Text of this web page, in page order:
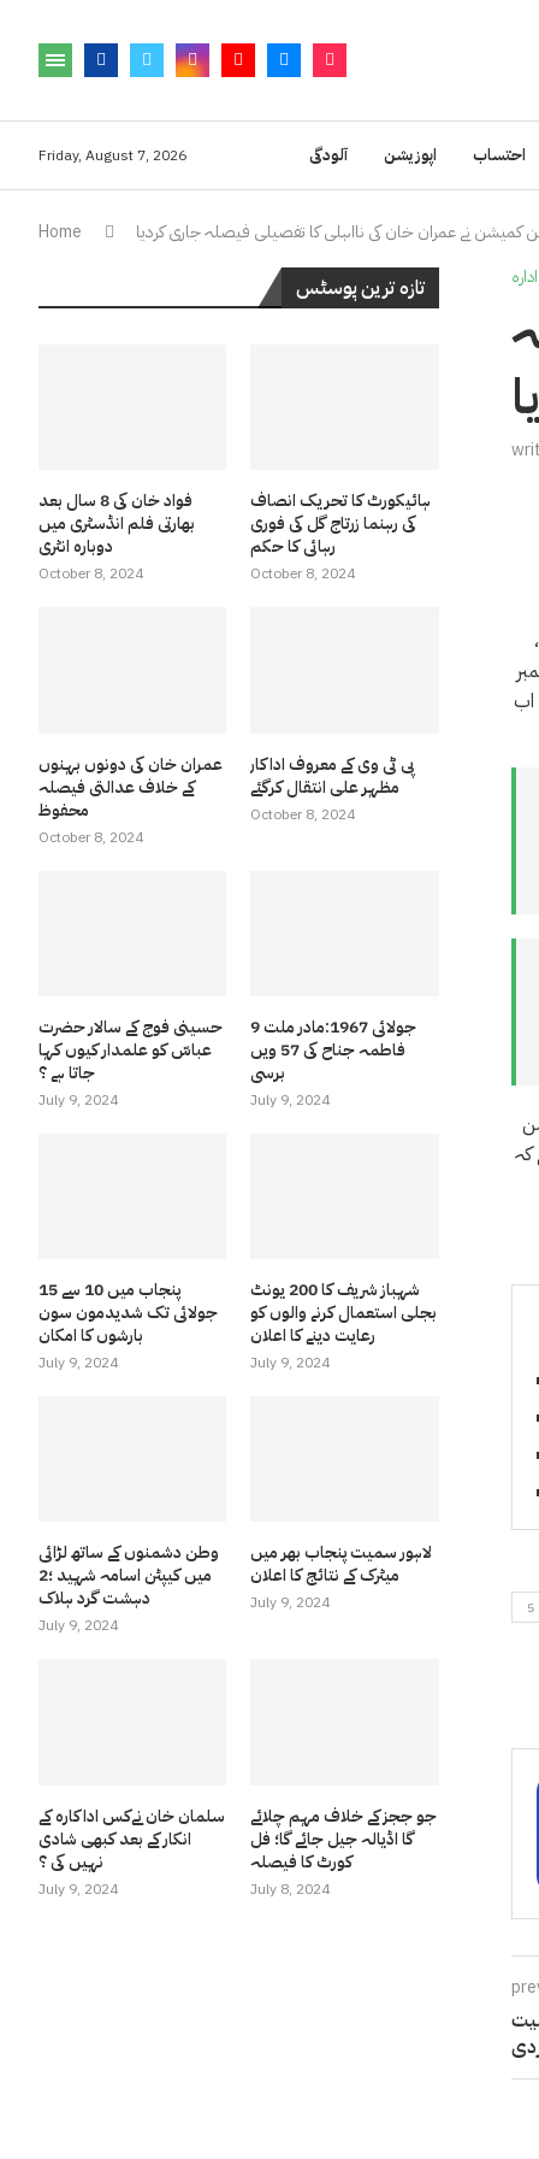
Friday, August 7, 2026 آلودگی اپوزیشن احتساب
Home کمیشن نے عمران خان کی نااہلی کا تفصیلی فیصلہ جاری کردیا
ادارہ
اب
کمیشن
کہ
رکنیت
تازہ ترین پوسٹس
فواد خان کی 8 سال بعد
بھارتی فلم انڈسٹری میں
دوبارہ انٹری
October 8, 2024
ہائیکورٹ کا تحریک انصاف
کی رہنما زرتاج گل کی فوری
رہائی کا حکم
October 8, 2024
عمران خان کی دونوں بہنوں
کے خلاف عدالتی فیصلہ
محفوظ
October 8, 2024
پی ٹی وی کے معروف اداکار
مظہر علی انتقال کرگئے
October 8, 2024
حسینی فوج کے سالار حضرت
عباسّ کو علمدار کیوں کہا
جاتا ہے ؟
July 9, 2024
9 جولائی 1967:مادر ملت
فاطمہ جناح کی 57 ویں
برسی
July 9, 2024
پنجاب میں 10 سے 15
جولائی تک شدیدمون سون
بارشوں کا امکان
July 9, 2024
شہباز شریف کا 200 یونٹ
بجلی استعمال کرنے والوں کو
رعایت دینے کا اعلان
July 9, 2024
وطن دشمنوں کے ساتھ لڑائی
میں کیپٹن اسامہ شہید ؛2
دہشت گرد ہلاک
July 9, 2024
لاہور سمیت پنجاب بھر میں
میٹرک کے نتائج کا اعلان
July 9, 2024
سلمان خان نےکس اداکارہ کے
انکار کے بعد کبھی شادی
نہیں کی ؟
July 9, 2024
جو ججز کے خلاف مہم چلائے
گا اڈیالہ جیل جائے گا؛ فل
کورٹ کا فیصلہ
July 8, 2024